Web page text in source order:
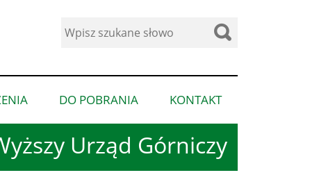
Urząd Górniczy
Wyszukaj
pokaż
podmenu
dla
“Ogłoszenia”
DO POBRANIA
pokaż
podmenu
dla
KONTAKT
podmenu